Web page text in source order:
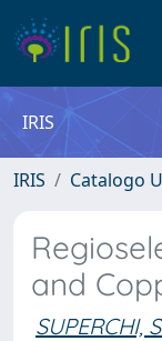
IRIS
IRIS Catalogo
and
SUPERCHI,